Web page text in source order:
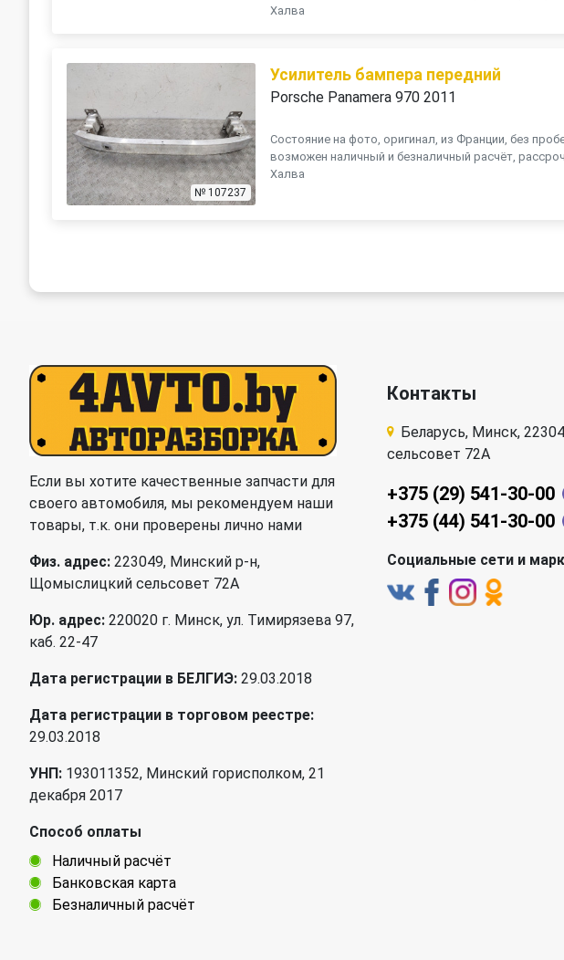
Халва
№ 107237
Усилитель бампера передний
Porsche Panamera 970 2011
Состояние на фото, оригинал, из Франции, без
возможен наличный и безналичный расчёт,
Халва
Если вы хотите качественные запчасти для
своего автомобиля, мы рекомендуем наши
товары, т.к. они проверены лично нами
Физ. адрес: 223049, Минский р-н,
Щомыслицкий сельсовет 72А
Юр. адрес: 220020 г. Минск, ул. Тимирязева 97,
каб. 22-47
Дата регистрации в БЕЛГИЭ: 29.03.2018
Дата регистрации в торговом реестре:
29.03.2018
УНП: 193011352, Минский горисполком, 21
декабря 2017
Способ оплаты
Наличный расчёт
Банковская карта
Безналичный расчёт
Контакты
Беларусь, Минск,
сельсовет 72А
+375 (29) 541-30-00
+375 (44) 541-30-00
Социальные сети и